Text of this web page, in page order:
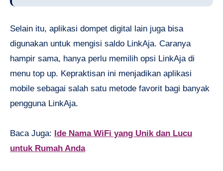
Selain itu, aplikasi dompet digital lain juga bisa
digunakan untuk mengisi saldo LinkAja. Caranya
hampir sama, hanya perlu memilih opsi LinkAja di
menu top up. Kepraktisan ini menjadikan aplikasi
mobile sebagai salah satu metode favorit bagi banyak
pengguna LinkAja.
Baca Juga: Ide Nama WiFi yang Unik dan Lucu
untuk Rumah Anda